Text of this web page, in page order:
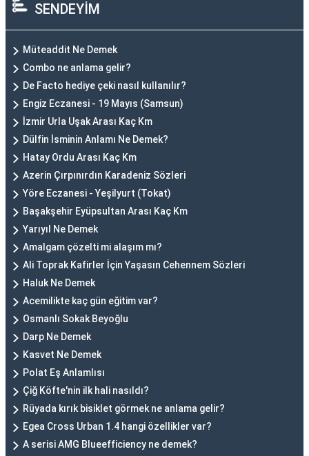
SENDEYİM
Müteaddit Ne Demek
Combo ne anlama gelir?
De Facto hediye çeki nasıl kullanılır?
Engiz Eczanesi - 19 Mayıs (Samsun)
İzmir Urla Uşak Arası Kaç Km
Dülfin İsminin Anlamı Ne Demek?
Hatay Ordu Arası Kaç Km
Azerin Çırpınırdın Karadeniz Sözleri
Yöre Eczanesi - Yeşilyurt (Tokat)
Başakşehir Eyüpsultan Arası Kaç Km
Yarıyıl Ne Demek
Amalgam çözelti mi alaşım mı?
Ali Toprak Kafirler İçin Yaşasın Cehennem Sözleri
Haluk Ne Demek
Acemilikte kaç gün eğitim var?
Osmanlı Sokak Beyoğlu
Darp Ne Demek
Kasvet Ne Demek
Polat Eş Anlamlısı
Çiğ Köfte'nin ilk hali nasıldı?
Rüyada kırık bisiklet görmek ne anlama gelir?
Egea Cross Urban 1.4 hangi özellikler var?
A serisi AMG Blueefficiency ne demek?